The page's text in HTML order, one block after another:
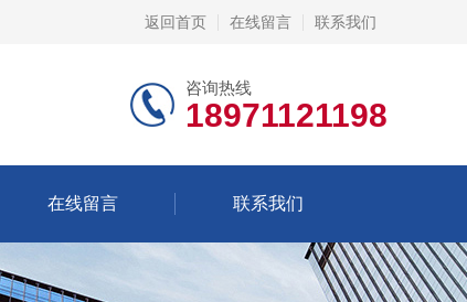
返回首页 在线留言 联系我们
咨询热线
18971121198
在线留言 联系我们